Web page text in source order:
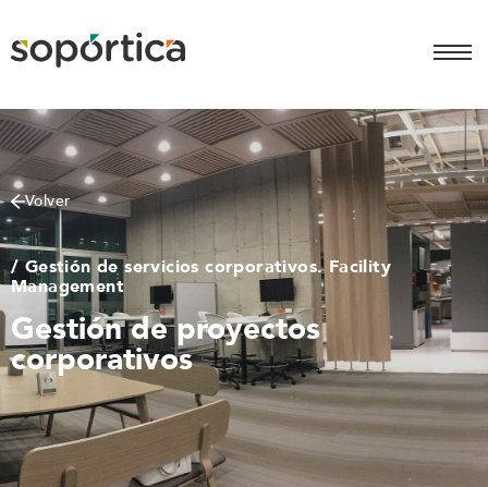
Volver
/ Gestión de servicios corporativos. Facility
Management
Gestión de proyectos
corporativos